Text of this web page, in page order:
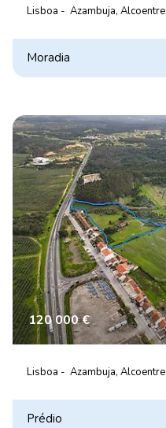
Lisboa - Azambuja, Alcoentre
Moradia
120 000 €
Lisboa - Azambuja, Alcoentre
Prédio